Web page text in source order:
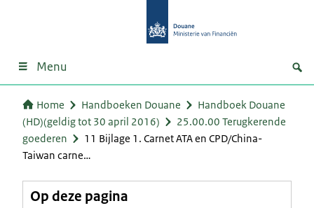
Menu
Home Handboeken Douane
Handboek Douane
(HD)(geldig tot 30 april 2016)
25.00.00 Terugkerende
goederen
11 Bijlage 1. Carnet ATA en CPD/China-
Taiwan carne…
Op deze pagina